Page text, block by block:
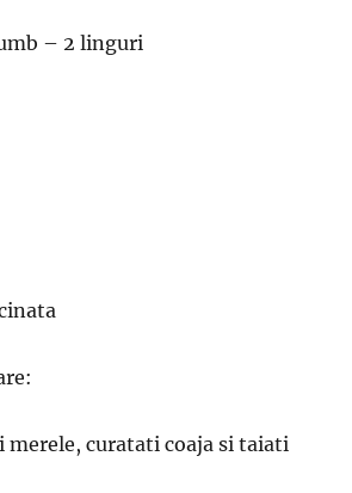
– 2 linguri
merele, curatati coaja si taiati